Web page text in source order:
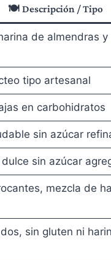
🍽️ Descripción / Tipo
de almendras y
tipo artesanal
en carbohidratos
sin azúcar
sin azúcar
mezcla de
sin gluten ni